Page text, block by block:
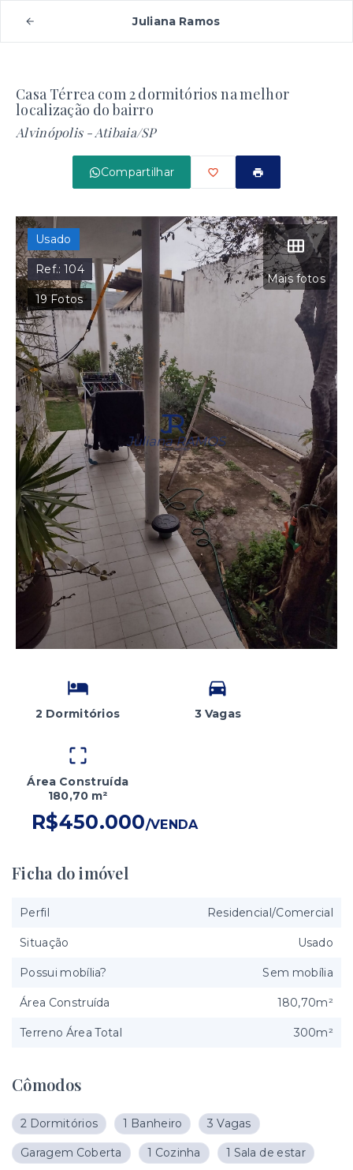
Juliana Ramos
Casa Térrea com 2 dormitórios na melhor
localização do bairro
Alvinópolis - Atibaia/SP
Compartilhar
Mais fotos
Usado
Ref.:104
19Fotos
2 Dormitórios 3 Vagas
Área Construída
180,70 m²
R$450.000/VENDA
Cômodos
2 Dormitórios 1 Banheiro 3 Vagas
Garagem Coberta 1 Cozinha 1 Sala de estar
Ficha do imóvel
Perfil Residencial/Comercial
Situação Usado
Possui mobília? Sem mobília
Área Construída 180,70m²
Terreno Área Total 300m²